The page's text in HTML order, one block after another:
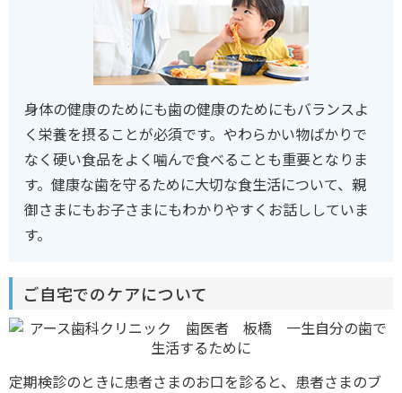
身体の健康のためにも歯の健康のためにもバランスよ
く栄養を摂ることが必須です。やわらかい物ばかりで
なく硬い食品をよく噛んで食べることも重要となりま
す。健康な歯を守るために大切な食生活について、親
御さまにもお子さまにもわかりやすくお話ししていま
す。
ご自宅でのケアについて
定期検診のときに患者さまのお口を診ると、患者さまのブ